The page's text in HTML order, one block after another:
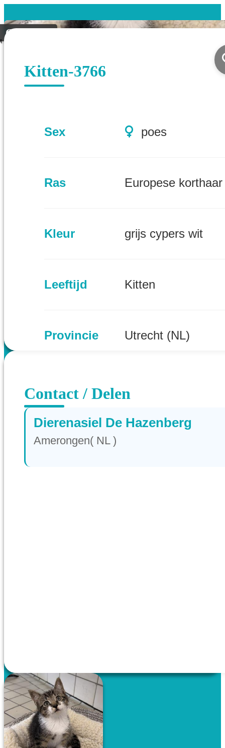
Gevonden
Kitten-3766
Sex poes
Ras Europese korthaar
Kleur grijs cypers wit
Leeftijd Kitten
Provincie Utrecht (NL)
Contact / Delen
Dierenasiel De Hazenberg
Amerongen( NL )